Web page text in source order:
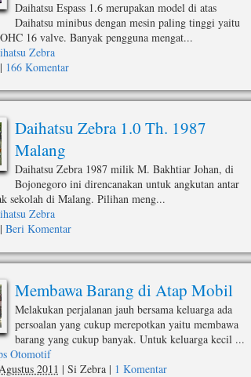
Daihatsu Espass 1.6 merupakan model di atas
Daihatsu minibus dengan mesin paling tinggi yaitu
16 valve. Banyak pengguna mengat...
Zebra
166 Komentar
Daihatsu Zebra 1.0 Th. 1987
Malang
Daihatsu Zebra 1987 milik M. Bakhtiar Johan, di
Bojonegoro ini direncanakan untuk angkutan antar
sekolah di Malang. Pilihan meng...
Zebra
Beri Komentar
Membawa Barang di Atap Mobil
Melakukan perjalanan jauh bersama keluarga ada
persoalan yang cukup merepotkan yaitu membawa
barang yang cukup banyak. Untuk keluarga kecil ...
Otomotif
2011 | Si Zebra| 1 Komentar